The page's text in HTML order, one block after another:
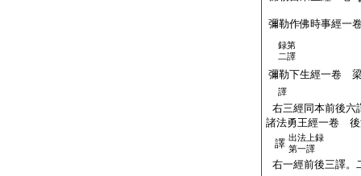
彌勒作佛時事經一
録第
二譯
彌勒下生經一卷
譯
右三經同本前後六
諸法勇王經一卷 後
譯 出法上録
第一譯
右一經前後三譯。